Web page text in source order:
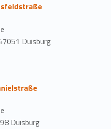
Duisburg
Duisburg